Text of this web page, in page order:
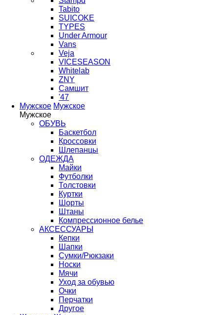
Tabito
SUICOKE
TYPES
Under Armour
Vans
Veja
VICESEASON
Whitelab
ZNY
Самшит
'47
Мужское Мужское
Мужское
ОБУВЬ
Баскетбол
Кроссовки
Шлепанцы
ОДЕЖДА
Майки
Футболки
Толстовки
Куртки
Шорты
Штаны
Компрессионное белье
АКСЕССУАРЫ
Кепки
Шапки
Сумки/Рюкзаки
Носки
Мячи
Уход за обувью
Очки
Перчатки
Другое